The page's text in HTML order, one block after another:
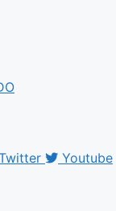
Youtube